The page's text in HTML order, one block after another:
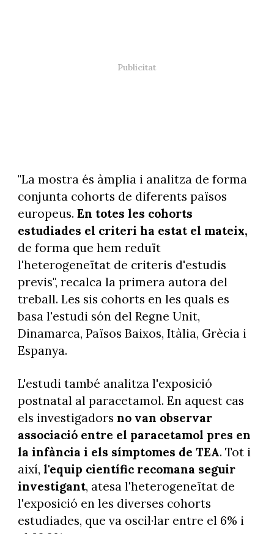
"La mostra és àmplia i analitza de forma
conjunta cohorts de diferents països
europeus. En totes les cohorts
estudiades el criteri ha estat el mateix,
de forma que hem reduït
l'heterogeneïtat de criteris d'estudis
previs", recalca la primera autora del
treball. Les sis cohorts en les quals es
basa l'estudi són del Regne Unit,
Dinamarca, Països Baixos, Itàlia, Grècia i
Espanya.
L'estudi també analitza l'exposició
postnatal al paracetamol. En aquest cas
els investigadors no van observar
associació entre el paracetamol pres en
la infància i els símptomes de TEA. Tot i
així, l'equip científic recomana seguir
investigant, atesa l'heterogeneïtat de
l'exposició en les diverses cohorts
estudiades, que va oscil·lar entre el 6% i